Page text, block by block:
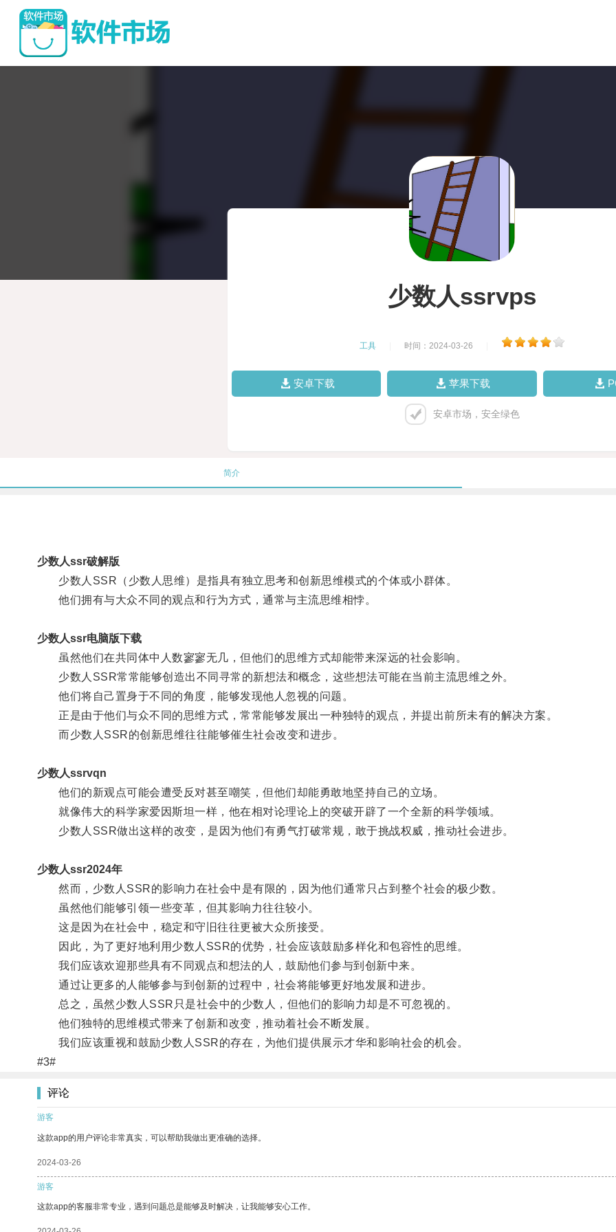
少数人ssrvps
工具 时间：2024-03-26
安卓下载 苹果下载
安卓市场，安全绿色
简介
少数人ssr破解版
少数人SSR（少数人思维）是指具有独立思考和创新思维模式的个体或小群体。
他们拥有与大众不同的观点和行为方式，通常与主流思维相悖。
少数人ssr电脑版下载
虽然他们在共同体中人数寥寥无几，但他们的思维方式却能带来深远的社会影响。
少数人SSR常常能够创造出不同寻常的新想法和概念，这些想法可能在当前主流思维之外。
他们将自己置身于不同的角度，能够发现他人忽视的问题。
正是由于他们与众不同的思维方式，常常能够发展出一种独特的观点，并提出前所未有的解决方案。
而少数人SSR的创新思维往往能够催生社会改变和进步。
少数人ssrvqn
他们的新观点可能会遭受反对甚至嘲笑，但他们却能勇敢地坚持自己的立场。
就像伟大的科学家爱因斯坦一样，他在相对论理论上的突破开辟了一个全新的科学领域。
少数人SSR做出这样的改变，是因为他们有勇气打破常规，敢于挑战权威，推动社会进步。
少数人ssr2024年
然而，少数人SSR的影响力在社会中是有限的，因为他们通常只占到整个社会的极少数。
虽然他们能够引领一些变革，但其影响力往往较小。
这是因为在社会中，稳定和守旧往往更被大众所接受。
因此，为了更好地利用少数人SSR的优势，社会应该鼓励多样化和包容性的思维。
我们应该欢迎那些具有不同观点和想法的人，鼓励他们参与到创新中来。
通过让更多的人能够参与到创新的过程中，社会将能够更好地发展和进步。
总之，虽然少数人SSR只是社会中的少数人，但他们的影响力却是不可忽视的。
他们独特的思维模式带来了创新和改变，推动着社会不断发展。
我们应该重视和鼓励少数人SSR的存在，为他们提供展示才华和影响社会的机会。
#3#
评论
游客
这款app的用户评论非常真实，可以帮助我做出更准确的选择。
2024-03-26
游客
这款app的客服非常专业，遇到问题总是能够及时解决，让我能够安心工作。